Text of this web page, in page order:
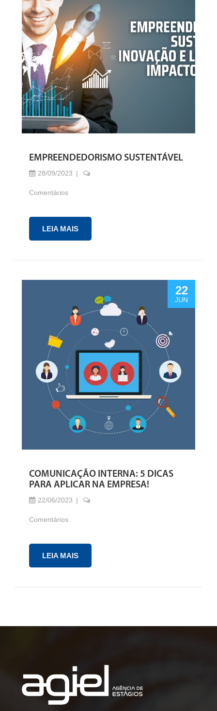
EMPREENDEDORISMO SUSTENTÁVEL
28/09/2023
Comentários
LEIA MAIS
22
JUN
COMUNICAÇÃO INTERNA: 5 DICAS
PARA APLICAR NA EMPRESA!
22/06/2023
Comentários
LEIA MAIS